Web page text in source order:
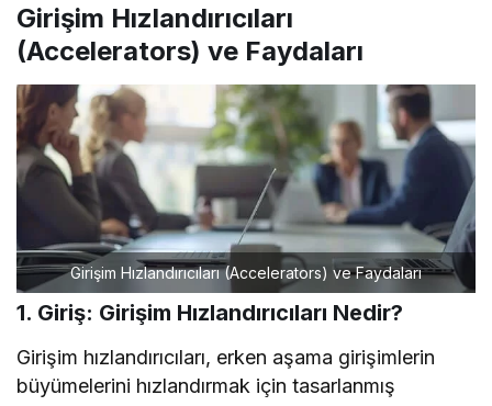
Girişim Hızlandırıcıları
(Accelerators) ve Faydaları
Girişim Hızlandırıcıları (Accelerators) ve Faydaları
1. Giriş: Girişim Hızlandırıcıları Nedir?
Girişim hızlandırıcıları, erken aşama girişimlerin
büyümelerini hızlandırmak için tasarlanmış